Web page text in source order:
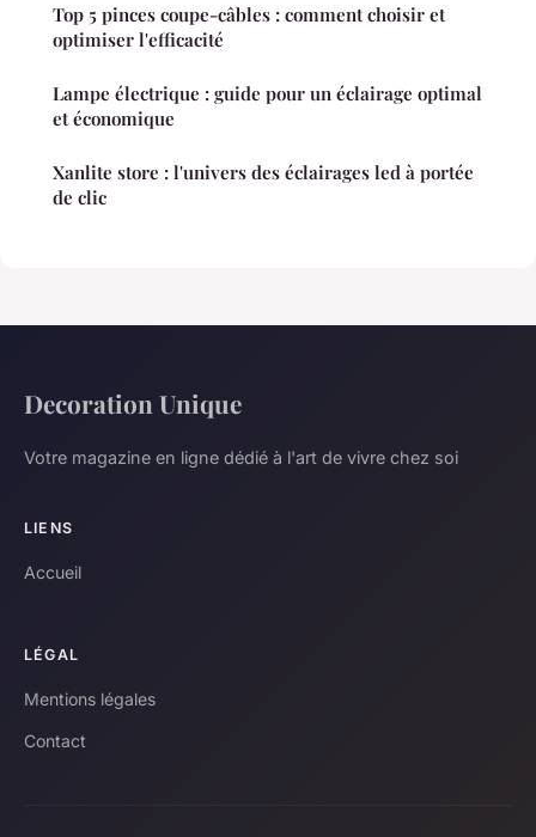
Top 5 pinces coupe-câbles : comment choisir et
optimiser l'efficacité
Lampe électrique : guide pour un éclairage optimal
et économique
Xanlite store : l'univers des éclairages led à portée
de clic
Decoration Unique
Votre magazine en ligne dédié à l'art de vivre chez soi
LIENS
Accueil
LÉGAL
Mentions légales
Contact